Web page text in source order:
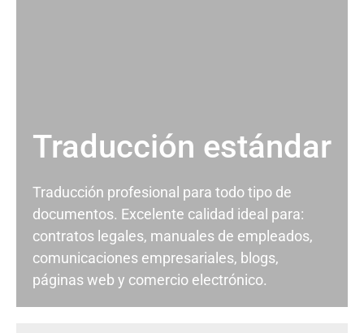
Traducción estándar
Traducción profesional para todo tipo de
documentos. Excelente calidad ideal para:
contratos legales, manuales de empleados,
comunicaciones empresariales, blogs,
páginas web y comercio electrónico.